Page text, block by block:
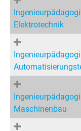
Elektrotechnik
Maschinenbau